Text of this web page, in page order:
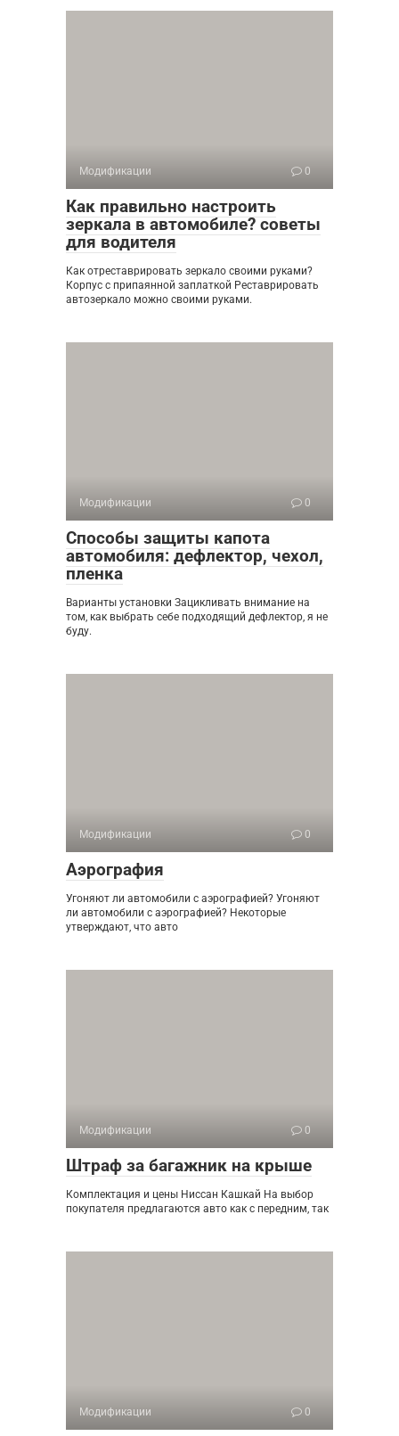
Модификации 0
Как правильно настроить
зеркала в автомобиле? советы
для водителя
Как отреставрировать зеркало своими руками?
Корпус с припаянной заплаткой Реставрировать
автозеркало можно своими руками.
Модификации 0
Способы защиты капота
автомобиля: дефлектор, чехол,
пленка
Варианты установки Зацикливать внимание на
том, как выбрать себе подходящий дефлектор, я не
буду.
Модификации 0
Аэрография
Угоняют ли автомобили с аэрографией? Угоняют
ли автомобили с аэрографией? Некоторые
утверждают, что авто
Модификации 0
Штраф за багажник на крыше
Комплектация и цены Ниссан Кашкай На выбор
покупателя предлагаются авто как с передним, так
Модификации 0